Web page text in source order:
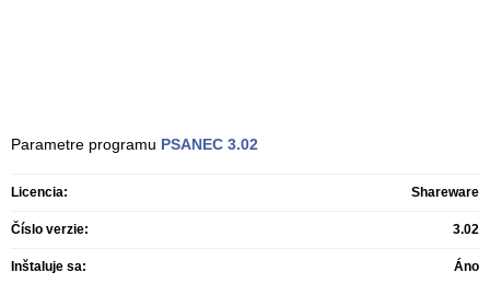
Parametre programu PSANEC 3.02
Licencia: Shareware
Číslo verzie: 3.02
Inštaluje sa: Áno